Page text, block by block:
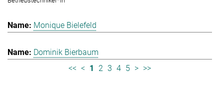
Monique Bielefeld
Dominik Bierbaum
<< < 1 2 3 4 5 > >>